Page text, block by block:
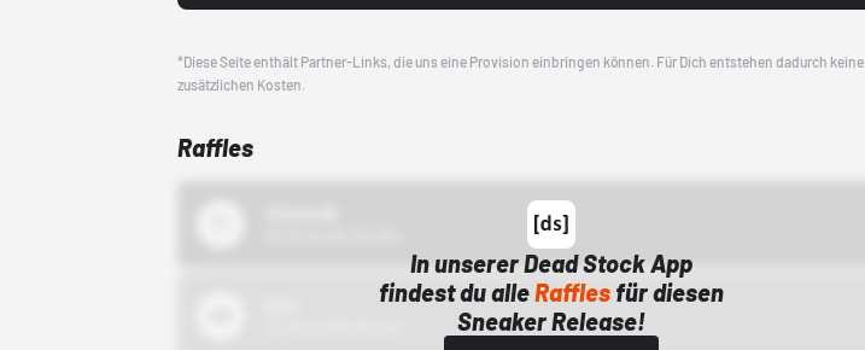
*Diese Seite enthält Partner-Links, die uns eine Provision einbringen können. Für Dich entstehen dadurch keine
zusätzlichen Kosten.
Raffles
In unserer Dead Stock App
findest du alleRaffles für diesen
Sneaker Release!